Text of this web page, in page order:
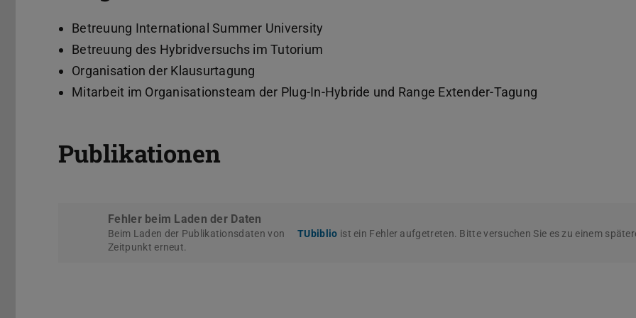
Betreuung International Summer University
Betreuung des Hybridversuchs im Tutorium
Organisation der Klausurtagung
Mitarbeit im Organisationsteam der Plug-In-Hybride und Range Extender-Tagung
Publikationen
Fehler beim Laden der Daten
Beim Laden der Publikationsdaten von TUbiblio ist ein Fehler aufgetreten. Bitte versuchen Sie es zu einem
Zeitpunkt erneut.